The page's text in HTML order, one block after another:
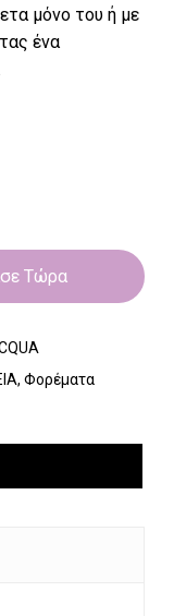
μόνο του ή με
ένα
Τώρα
, Φορέματα